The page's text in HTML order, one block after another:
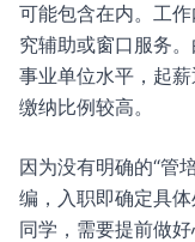
可能包含在内。工
究辅助或窗口服务
事业单位水平，起
缴纳比例较高。
因为没有明确的“管
编，入职即确定具
同学，需要提前做好